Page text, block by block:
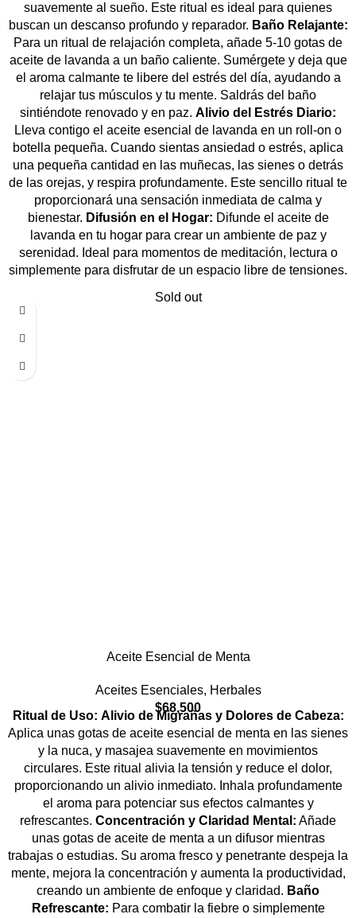
suavemente al sueño. Este ritual es ideal para quienes
buscan un descanso profundo y reparador. Baño Relajante:
Para un ritual de relajación completa, añade 5-10 gotas de
aceite de lavanda a un baño caliente. Sumérgete y deja que
el aroma calmante te libere del estrés del día, ayudando a
relajar tus músculos y tu mente. Saldrás del baño
sintiéndote renovado y en paz. Alivio del Estrés Diario:
Lleva contigo el aceite esencial de lavanda en un roll-on o
botella pequeña. Cuando sientas ansiedad o estrés, aplica
una pequeña cantidad en las muñecas, las sienes o detrás
de las orejas, y respira profundamente. Este sencillo ritual te
proporcionará una sensación inmediata de calma y
bienestar. Difusión en el Hogar: Difunde el aceite de
lavanda en tu hogar para crear un ambiente de paz y
serenidad. Ideal para momentos de meditación, lectura o
simplemente para disfrutar de un espacio libre de tensiones.
Sold out
Aceite Esencial de Menta
Aceites Esenciales, Herbales
$68,500
Ritual de Uso: Alivio de Migrañas y Dolores de Cabeza:
Aplica unas gotas de aceite esencial de menta en las sienes
y la nuca, y masajea suavemente en movimientos
circulares. Este ritual alivia la tensión y reduce el dolor,
proporcionando un alivio inmediato. Inhala profundamente
el aroma para potenciar sus efectos calmantes y
refrescantes. Concentración y Claridad Mental: Añade
unas gotas de aceite de menta a un difusor mientras
trabajas o estudias. Su aroma fresco y penetrante despeja la
mente, mejora la concentración y aumenta la productividad,
creando un ambiente de enfoque y claridad. Baño
Refrescante: Para combatir la fiebre o simplemente